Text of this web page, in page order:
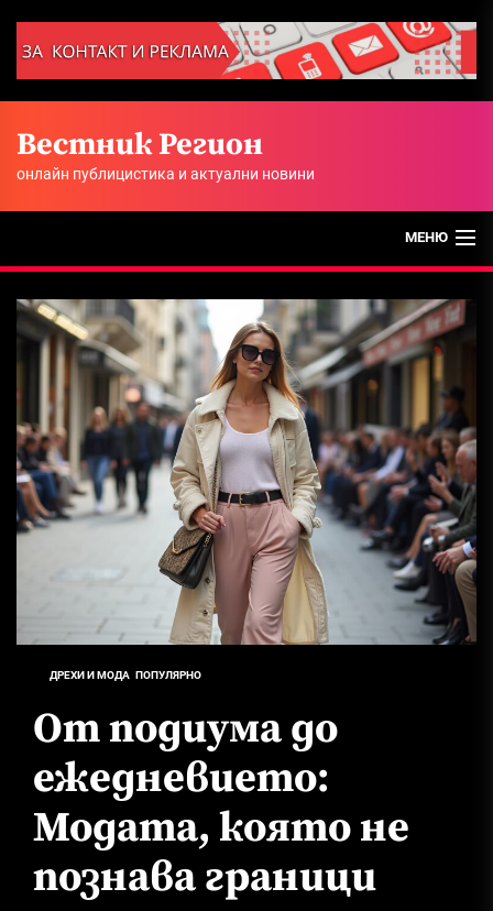
the
Вестник Регион
онлайн публицистика и актуални новини
ДРЕХИ И МОДА ПОПУЛЯРНО
От подиума до
ежедневието:
Модата, която не
познава граници